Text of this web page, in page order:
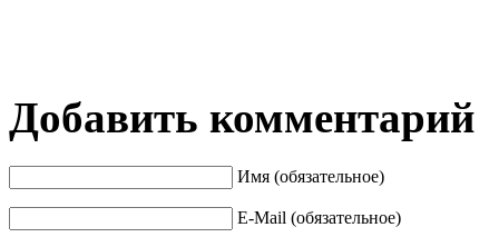
Добавить комментарий
Имя (обязательное)
E-Mail (обязательное)